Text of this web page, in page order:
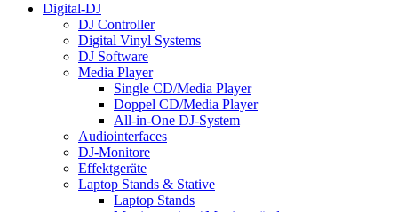
Digital-DJ
DJ Controller
Digital Vinyl Systems
DJ Software
Media Player
Single CD/Media Player
Doppel CD/Media Player
All-in-One DJ-System
Audiointerfaces
DJ-Monitore
Effektgeräte
Laptop Stands & Stative
Laptop Stands